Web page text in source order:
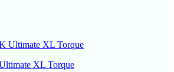
XL Torque